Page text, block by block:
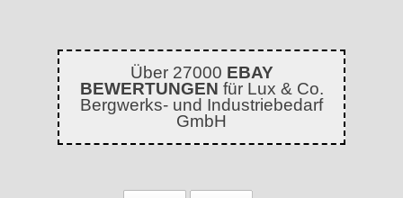
Über 27000 EBAY
BEWERTUNGEN für Lux & Co.
Bergwerks- und Industriebedarf
GmbH